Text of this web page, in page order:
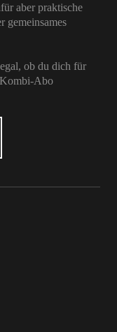
aber praktische
gemeinsames
ob du dich für
Abo